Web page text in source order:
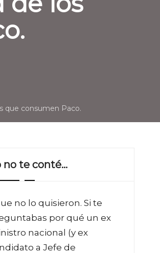
que consumen Paco.
no te conté…
no lo quisieron. Si te
por qué un ex
nacional (y ex
a Jefe de